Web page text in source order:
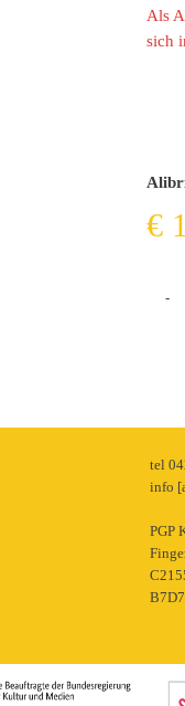
Als
sich
€
-
tel
info
PGP